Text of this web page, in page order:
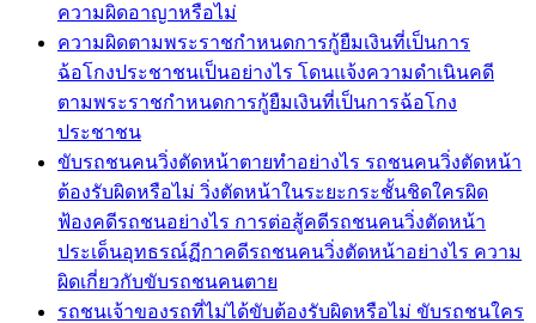
ความผิดอาญาหรือไม่
ความผิดตามพระราชกำหนดการกู้ยืมเงินที่เป็นการ
ฉ้อโกงประชาชนเป็นอย่างไร โดนแจ้งความดำเนินคดี
ตามพระราชกำหนดการกู้ยืมเงินที่เป็นการฉ้อโกง
ประชาชน
ขับรถชนคนวิ่งตัดหน้าตายทำอย่างไร รถชนคนวิ่งตัดหน้า
ต้องรับผิดหรือไม่ วิ่งตัดหน้าในระยะกระชั้นชิดใครผิด
ฟ้องคดีรถชนอย่างไร การต่อสู้คดีรถชนคนวิ่งตัดหน้า
ประเด็นอุทธรณ์ฏีกาคดีรถชนคนวิ่งตัดหน้าอย่างไร ความ
ผิดเกี่ยวกับขับรถชนคนตาย
รถชนเจ้าของรถที่ไม่ได้ขับต้องรับผิดหรือไม่ ขับรถชนใคร